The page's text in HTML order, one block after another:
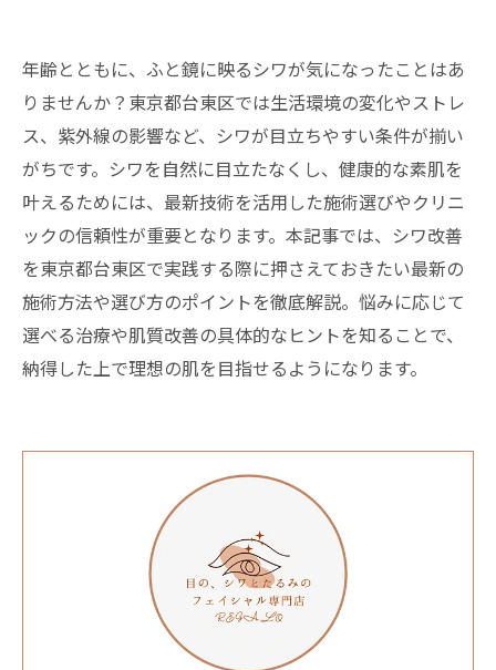
年齢とともに、ふと鏡に映るシワが気になったことはあ
りませんか？東京都台東区では生活環境の変化やストレ
ス、紫外線の影響など、シワが目立ちやすい条件が揃い
がちです。シワを自然に目立たなくし、健康的な素肌を
叶えるためには、最新技術を活用した施術選びやクリニ
ックの信頼性が重要となります。本記事では、シワ改善
を東京都台東区で実践する際に押さえておきたい最新の
施術方法や選び方のポイントを徹底解説。悩みに応じて
選べる治療や肌質改善の具体的なヒントを知ることで、
納得した上で理想の肌を目指せるようになります。